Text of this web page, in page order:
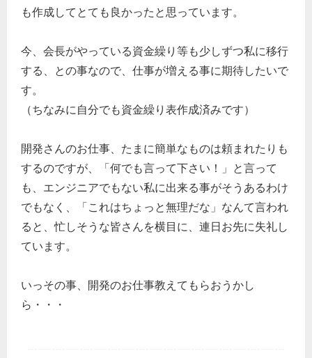
も作成してとても良かったと思っています。
今、会長がやっている資金繰り等も少しずつ私に移行
する、との事なので、仕事が増える事に期待したいで
す。
（ちなみに自分でも資金繰り表作成済みです）
開発さんのお仕事、たまに簡単なものは頼まれたりも
するのですが、「何でも言って下さい！」と言って
も、エンジニアでもない私に出来る事がそうあるわけ
でもなく、「これはちょっと無理だな」なんて言われ
ると、忙しそうな皆さんを横目に、連日お先に失礼し
ています。
いっその事、開発のお仕事教えてもらおうかし
ら・・・